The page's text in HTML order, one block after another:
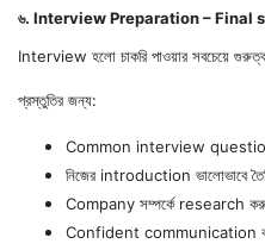
৬. Interview Preparation – Final
Interview হলো চাকরি পাওয়ার সবচেয়ে
প্রস্তুতির জন্য:
Common interview
নিজের introduction ভালোভাবে
Company সম্পর্কে research
Confident communication